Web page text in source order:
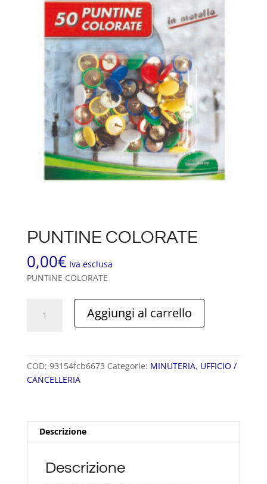
PUNTINE COLORATE
0,00€ Iva esclusa
PUNTINE COLORATE
COLORATE
Aggiungi al carrello
COD: 93154fcb6673 Categorie: MINUTERIA, UFFICIO /
CANCELLERIA
Descrizione
Descrizione